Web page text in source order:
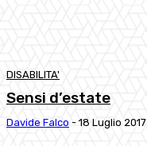
DISABILITA'
Sensi d’estate
Davide Falco - 18 Luglio 2017